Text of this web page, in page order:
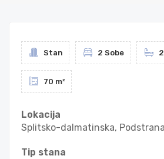
Stan 2 Sobe
70 m²
Lokacija
Splitsko-dalmatinska,
Tip stana